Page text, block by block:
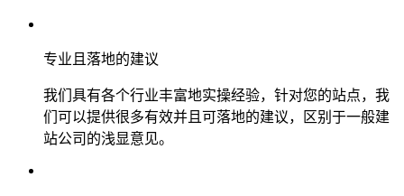
专业且落地的建议
我们具有各个行业丰富地实操经验，针对您的站点，我
们可以提供很多有效并且可落地的建议，区别于一般建
站公司的浅显意见。